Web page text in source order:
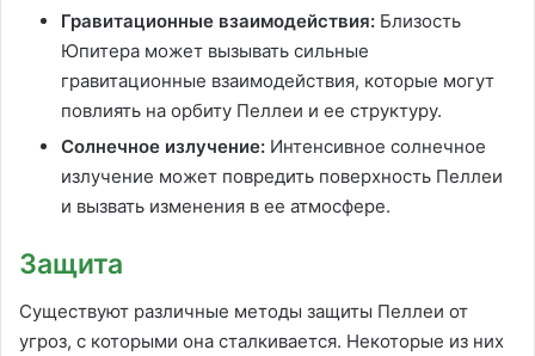
Гравитационные взаимодействия: Близость
Юпитера может вызывать сильные
гравитационные взаимодействия, которые могут
повлиять на орбиту Пеллеи и ее структуру.
Солнечное излучение: Интенсивное солнечное
излучение может повредить поверхность Пеллеи
и вызвать изменения в ее атмосфере.
Защита
Существуют различные методы защиты Пеллеи от
угроз, с которыми она сталкивается. Некоторые из них